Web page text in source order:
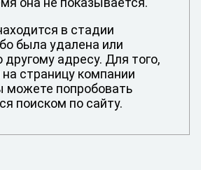
в стадии
была удалена или
адресу. Для того,
страницу компании
можете попробовать
поиском по сайту.